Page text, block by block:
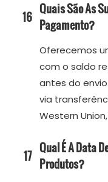
16 Quais São As
Pagamento?
Oferecemos
com o saldo
antes do
via
Western
17 Qual É A Data
Produtos?